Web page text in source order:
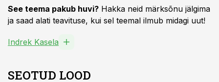
See teema pakub huvi? Hakka neid märksõnu jälgima
ja saad alati teavituse, kui sel teemal ilmub midagi uut!
Indrek Kasela
SEOTUD LOOD